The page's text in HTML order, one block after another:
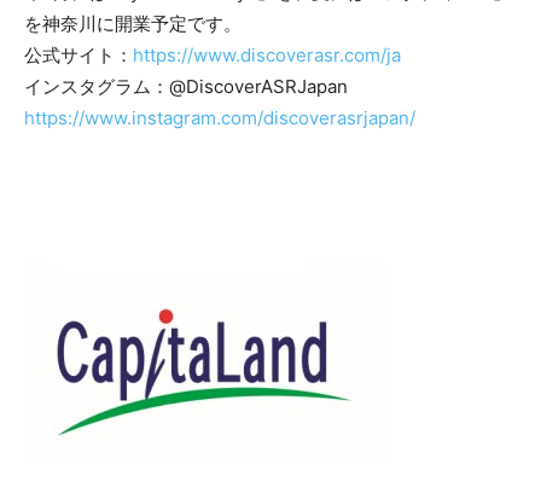
を神奈川に開業予定です。
公式サイト： https://www.discoverasr.com/ja
インスタグラム：@DiscoverASRJapan
https://www.instagram.com/discoverasrjapan/